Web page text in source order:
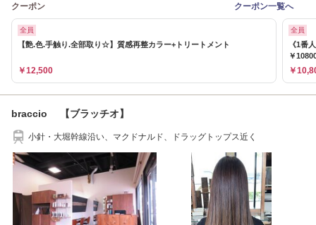
クーポン クーポン一覧へ
全員
【艶.色.手触り.全部取り☆】質感再整カラー+トリートメント
￥12,500
全員
《1番
￥
￥
braccio 【ブラッチオ】
小針・大堀幹線沿い、マクドナルド、ドラッグトップス近く